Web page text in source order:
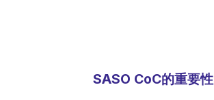
SASO CoC的重要性